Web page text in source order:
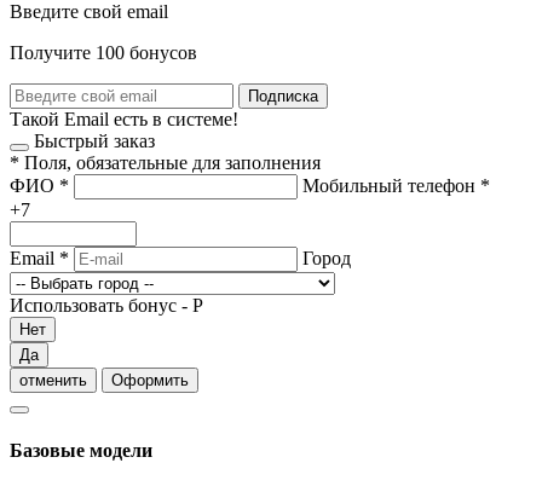
Введите свой email
Получите 100 бонусов
Подписка
Такой Email есть в системе!
Быстрый заказ
* Поля, обязательные для заполнения
ФИО * Мобильный телефон *
+7
Email * Город
Использовать бонус - Р
Нет
Да
отменить
Оформить
Базовые модели